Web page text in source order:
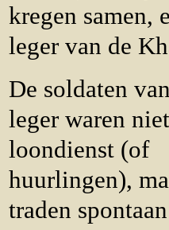
kregen samen,
leger van de
De soldaten
leger waren
loondienst (of
huurlingen),
traden